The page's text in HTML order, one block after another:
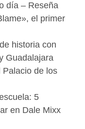
día – Reseña
el primer
historia con
Guadalajara
Palacio de los
5
en Dale Mixx